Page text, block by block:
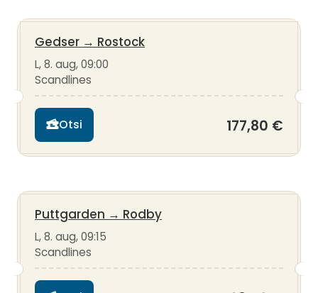
Gedser → Rostock
L, 8. aug, 09:00
Scandlines
Otsi 177,80 €
Puttgarden → Rodby
L, 8. aug, 09:15
Scandlines